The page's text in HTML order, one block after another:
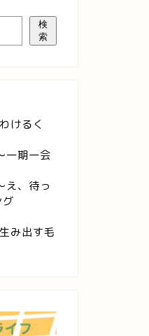
検
索
けるく
一期一会
え、待っ
み出す毛